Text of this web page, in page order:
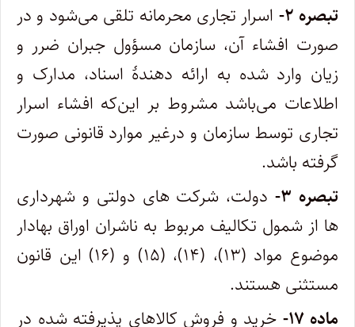
تبصره ۲-
اسرار تجاری محرمانه تلقی می‌شود و در
صورت افشاء آن، سازمان مسؤول جبران ضرر و
زیان وارد شده به ارائه دهندۀ اسناد، مدارک و
اطلاعات می‌باشد مشروط بر این‌که افشاء اسرار
تجاری توسط سازمان و درغیر موارد قانونی صورت
گرفته باشد.
تبصره ۳-
دولت، شرکت های دولتی و شهرداری
ها از شمول تکالیف مربوط به ناشران اوراق بهادار
موضوع مواد (۱۳)، (۱۴)، (۱۵) و (۱۶) این قانون
مستثنی هستند.
ماده ۱۷-
خرید و فروش کالاهای پذیرفته شده در